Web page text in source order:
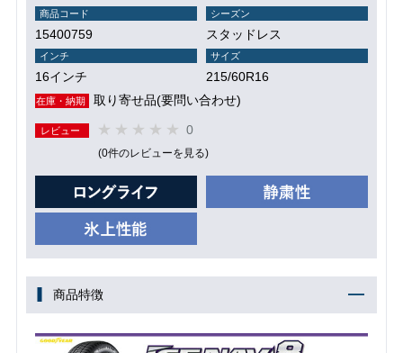
商品コード
15400759
シーズン
スタッドレス
インチ
16インチ
サイズ
215/60R16
在庫・納期 取り寄せ品(要問い合わせ)
レビュー 0
(0件のレビューを見る)
商品特徴